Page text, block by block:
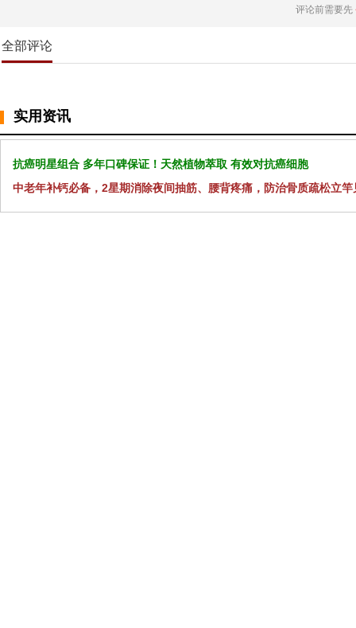
评论前需要先
全部评论
实用资讯
抗癌明星组合 多年口碑保证！天然植物萃取 有效对抗癌细胞
中老年补钙必备，2星期消除夜间抽筋、腰背疼痛，防治骨质疏松立竿